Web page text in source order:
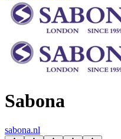
Sabona
sabona.nl